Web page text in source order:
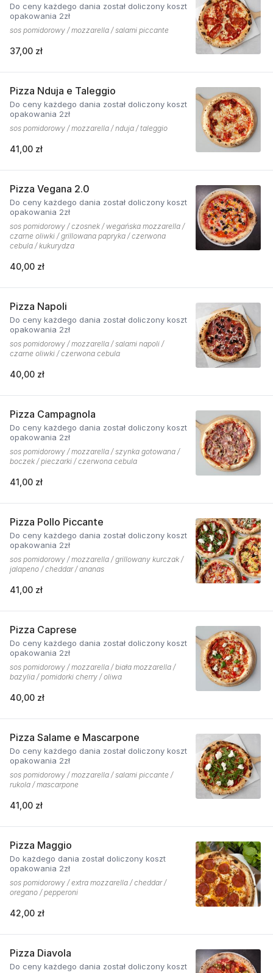
Do ceny każdego dania został doliczony koszt
opakowania 2zł
sos pomidorowy / mozzarella / salami piccante
37,00 zł
Pizza Nduja e Taleggio
Do ceny każdego dania został doliczony koszt
opakowania 2zł
sos pomidorowy / mozzarella / nduja / taleggio
41,00 zł
Pizza Vegana 2.0
Do ceny każdego dania został doliczony koszt
opakowania 2zł
sos pomidorowy / czosnek / wegańska mozzarella /
czarne oliwki / grillowana papryka / czerwona
cebula / kukurydza
40,00 zł
Pizza Napoli
Do ceny każdego dania został doliczony koszt
opakowania 2zł
sos pomidorowy / mozzarella / salami napoli /
czarne oliwki / czerwona cebula
40,00 zł
Pizza Campagnola
Do ceny każdego dania został doliczony koszt
opakowania 2zł
sos pomidorowy / mozzarella / szynka gotowana /
boczek / pieczarki / czerwona cebula
41,00 zł
Pizza Pollo Piccante
Do ceny każdego dania został doliczony koszt
opakowania 2zł
sos pomidorowy / mozzarella / grillowany kurczak /
jalapeno / cheddar / ananas
41,00 zł
Pizza Caprese
Do ceny każdego dania został doliczony koszt
opakowania 2zł
sos pomidorowy / mozzarella / biała mozzarella /
bazylia / pomidorki cherry / oliwa
40,00 zł
Pizza Salame e Mascarpone
Do ceny każdego dania został doliczony koszt
opakowania 2zł
sos pomidorowy / mozzarella / salami piccante /
rukola / mascarpone
41,00 zł
Pizza Maggio
Do każdego dania został doliczony koszt
opakowania 2zł
sos pomidorowy / extra mozzarella / cheddar /
oregano / pepperoni
42,00 zł
Pizza Diavola
Do ceny każdego dania został doliczony koszt